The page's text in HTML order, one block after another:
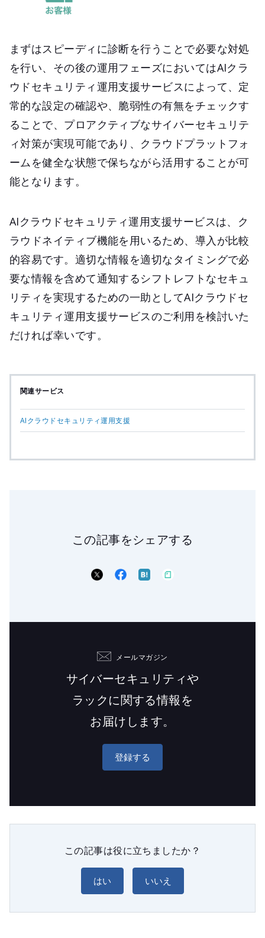
まずはスピーディに診断を行うことで必要な対処
を行い、その後の運用フェーズにおいてはAIクラ
ウドセキュリティ運用支援サービスによって、定
常的な設定の確認や、脆弱性の有無をチェックす
ることで、プロアクティブなサイバーセキュリテ
ィ対策が実現可能であり、クラウドプラットフォ
ームを健全な状態で保ちながら活用することが可
能となります。
AIクラウドセキュリティ運用支援サービスは、ク
ラウドネイティブ機能を用いるため、導入が比較
的容易です。適切な情報を適切なタイミングで必
要な情報を含めて通知するシフトレフトなセキュ
リティを実現するための一助としてAIクラウドセ
キュリティ運用支援サービスのご利用を検討いた
だければ幸いです。
関連サービス
AIクラウドセキュリティ運用支援
この記事をシェアする
メールマガジン
サイバーセキュリティや
ラックに関する情報を
お届けします。
登録する
この記事は役に立ちましたか？
はい いいえ